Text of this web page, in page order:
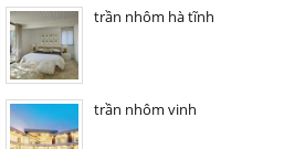
trần nhôm hà tĩnh
trần nhôm vinh